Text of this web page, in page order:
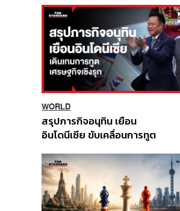
WORLD
สรุปภารกิจอนุทิน เยือน
อินโดนีเซีย ขับเคลื่อนการทูต
ส่วนยุทธศาสตร์ไทย –
อินโดนีเซีย